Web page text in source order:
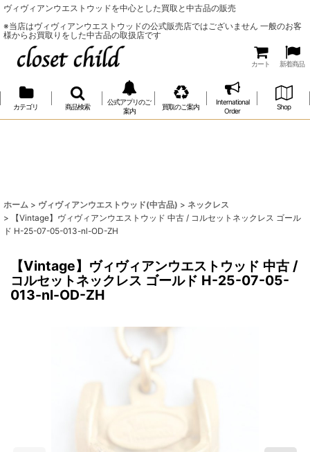
ヴィヴィアンウエストウッドを中心とした買取と中古品の販売
※当店はヴィヴィアンウエストウッドの公式販売店ではございません 一般のお客
様からお買取りをした中古品の取扱店です
カート 新着商品
カテゴリ 商品検索
公式アプリのご
案内
買取のご案内
International
Order
Shop
ホーム > ヴィヴィアンウエストウッド(中古品) > ネックレス
>
【Vintage】ヴィヴィアンウエストウッド 中古 / コルセットネックレス ゴール
ド H-25-07-05-013-nl-OD-ZH
【Vintage】ヴィヴィアンウエストウッド 中古 /
コルセットネックレス ゴールド H-25-07-05-
013-nl-OD-ZH